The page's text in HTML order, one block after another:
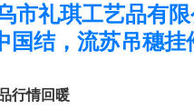
市礼琪工艺品有
国结，流苏吊穗挂
行情回暖